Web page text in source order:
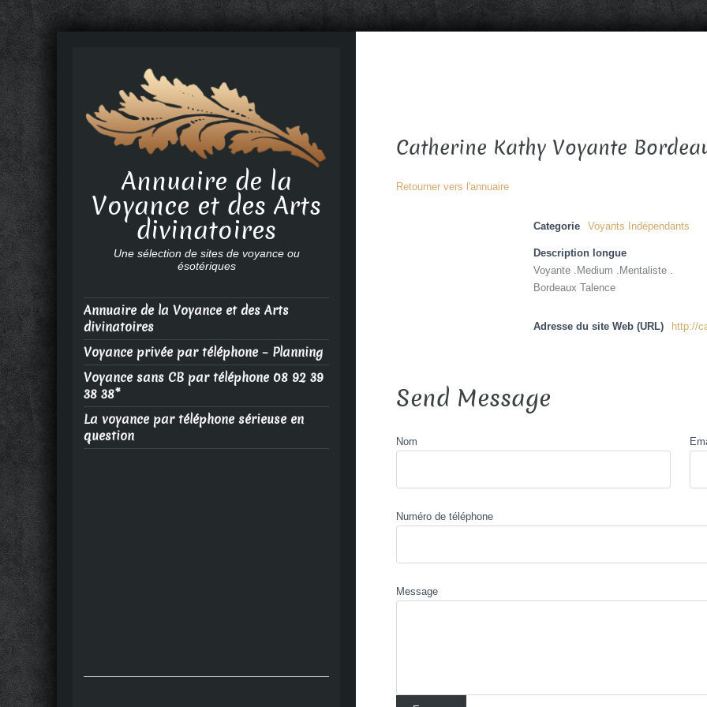
Catherine Kathy Voyante
Retourner vers l'annuaire
Categorie Voyants Indépendants
Description longue
Voyante .Medium .Mentaliste .
Bordeaux Talence
Adresse du site Web (URL) http://
Send Message
Nom
Numéro de téléphone
Message
Annuaire de la
Voyance et des Arts
divinatoires
Une sélection de sites de voyance ou
ésotériques
Annuaire de la Voyance et des Arts
divinatoires
Voyance privée par téléphone – Planning
Voyance sans CB par téléphone 08 92 39
38 38*
La voyance par téléphone sérieuse en
question